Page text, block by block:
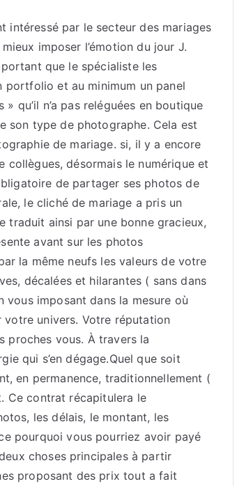
https://photopresta.fr/
intéressé par le secteur des mariages
imposer l’émotion du jour J.
que le spécialiste les
portfolio et au minimum un panel
qu’il n’a pas reléguées en boutique
son type de photographe. Cela est
de mariage. si, il y a encore
collègues, désormais le numérique et
de partager ses photos de
le cliché de mariage a pris un
traduit ainsi par une bonne gracieux,
avant sur les photos
la même neufs les valeurs de votre
décalées et hilarantes ( sans dans
vous imposant dans la mesure où
votre univers. Votre réputation
proches vous. À travers la
qui s’en dégage.Quel que soit
en permanence, traditionnellement (
Ce contrat récapitulera le
les délais, le montant, les
pourquoi vous pourriez avoir payé
choses principales à partir
proposant des prix tout a fait